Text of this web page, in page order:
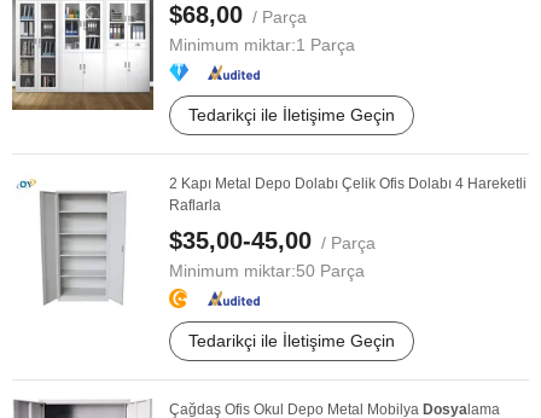
$68,00 / Parça
Minimum miktar:1 Parça
Tedarikçi ile İletişime Geçin
2 Kapı Metal Depo Dolabı Çelik Ofis Dolabı 4 Hareketli
Raflarla
$35,00-45,00 / Parça
Minimum miktar:50 Parça
Tedarikçi ile İletişime Geçin
Çağdaş Ofis Okul Depo Metal Mobilya Dosya lama